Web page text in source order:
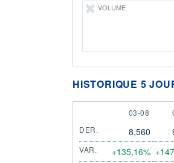
VOLUME
HISTORIQUE 5
3 AUGUST
03-08
DER.
8,560
VAR. +135,16%